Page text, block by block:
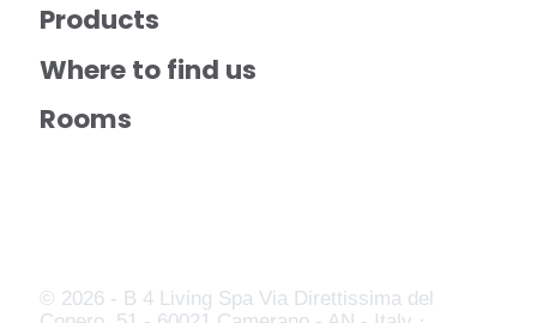
Products
Where to find us
Rooms
© 2026 - B 4 Living Spa Via Direttissima del